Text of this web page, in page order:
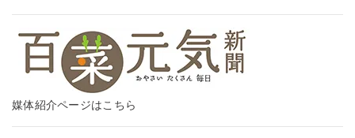
媒体紹介ページはこちら